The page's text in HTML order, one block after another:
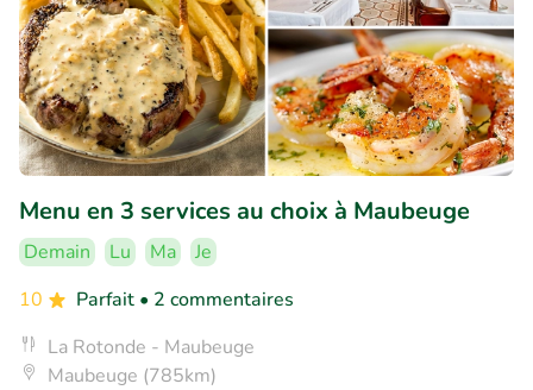
Menu en 3 services au choix à Maubeuge
Demain Lu Ma
Je
10
Parfait • 2 commentaires
La Rotonde - Maubeuge
Maubeuge (785km)